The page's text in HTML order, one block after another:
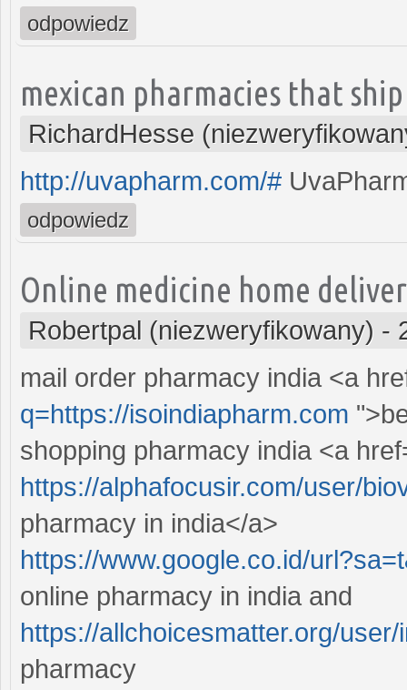
odpowiedz
mexican pharmacies that
RichardHesse
http://uvapharm.com/#
odpowiedz
Online medicine home
Robertpal (niezweryfikowany) -
mail order pharmacy india <a
q=https://isoindiapharm.com
shopping pharmacy india <a
https://alphafocusir.com/user/
pharmacy in india</a>
https://www.google.co.id/
online pharmacy in india and
https://allchoicesmatter.org/
pharmacy